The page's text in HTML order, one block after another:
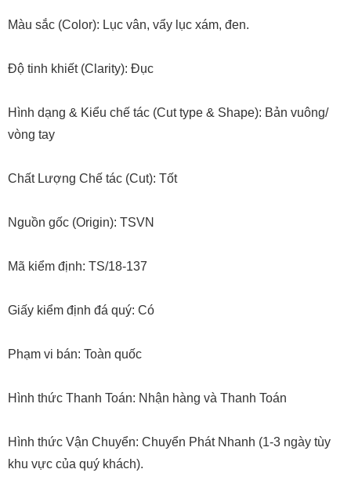
Màu sắc (Color): Lục vân, vẩy lục xám, đen.
Độ tinh khiết (Clarity): Đục
Hình dạng & Kiểu chế tác (Cut type & Shape): Bản vuông/
vòng tay
Chất Lượng Chế tác (Cut): Tốt
Nguồn gốc (Origin): TSVN
Mã kiểm định: TS/18-137
Giấy kiểm định đá quý: Có
Phạm vi bán: Toàn quốc
Hình thức Thanh Toán: Nhận hàng và Thanh Toán
Hình thức Vận Chuyển: Chuyển Phát Nhanh (1-3 ngày tùy
khu vực của quý khách).